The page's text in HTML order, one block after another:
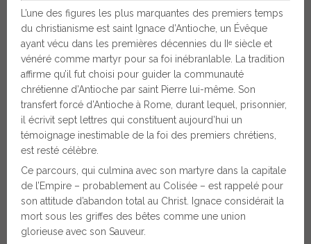
L’une des figures les plus marquantes des premiers temps
du christianisme est saint Ignace d’Antioche, un Évêque
ayant vécu dans les premières décennies du IIᵉ siècle et
vénéré comme martyr pour sa foi inébranlable. La tradition
affirme qu’il fut choisi pour guider la communauté
chrétienne d’Antioche par saint Pierre lui-même. Son
transfert forcé d’Antioche à Rome, durant lequel, prisonnier,
il écrivit sept lettres qui constituent aujourd’hui un
témoignage inestimable de la foi des premiers chrétiens,
est resté célèbre.
Ce parcours, qui culmina avec son martyre dans la capitale
de l’Empire – probablement au Colisée – est rappelé pour
son attitude d’abandon total au Christ. Ignace considérait la
mort sous les griffes des bêtes comme une union
glorieuse avec son Sauveur.